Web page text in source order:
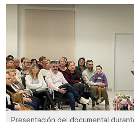
Presentación del documental